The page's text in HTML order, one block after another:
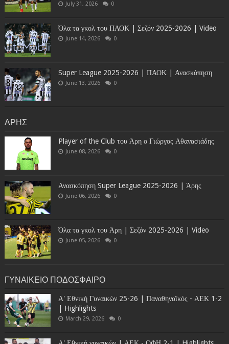
July 31, 2026 0
Όλα τα γκολ του ΠΑΟΚ | Σεζόν 2025-2026 | Video
June 14, 2026 0
Super League 2025-2026 | ΠΑΟΚ | Ανασκόπηση
June 13, 2026 0
ΑΡΗΣ
Player of the Club του Άρη ο Γιώργος Αθανασιάδης
June 08, 2026 0
Ανασκόπηση Super League 2025-2026 | Άρης
June 06, 2026 0
Όλα τα γκολ του Άρη | Σεζόν 2025-2026 | Video
June 05, 2026 0
ΓΥΝΑΙΚΕΙΟ ΠΟΔΟΣΦΑΙΡΟ
Α' Εθνική Γυναικών 25-26 | Παναθηναϊκός - ΑΕΚ 1-2
| Highlights
March 29, 2026 0